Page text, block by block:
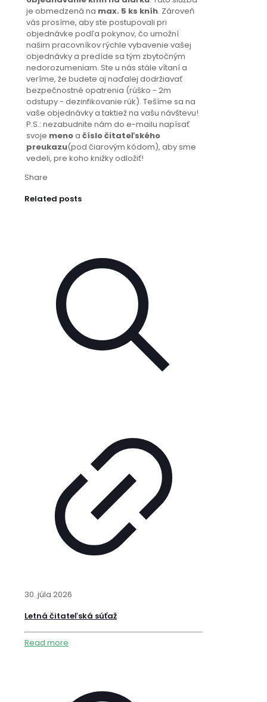
je obmedzená na max. 5 ks kníh. Zároveň
vás prosíme, aby ste postupovali pri
objednávke podľa pokynov, čo umožní
našim pracovníkov rýchle vybavenie vašej
objednávky a predíde sa tým zbytočným
nedorozumeniam. Ste u nás stále vítaní a
veríme, že budete aj naďalej dodržiavať
bezpečnostné opatrenia (rúško - 2m
odstupy - dezinfikovanie rúk). Tešíme sa na
vaše objednávky a taktiež na vašu návštevu!
P.S.: nezabudnite nám do e-mailu napísať
svoje menoa číslo čitateľského
preukazu(pod čiarovým kódom), aby sme
vedeli, pre koho knižky odložiť!
Share
Related posts
30. júla 2026
Letná čitateľská súťaž
Read more